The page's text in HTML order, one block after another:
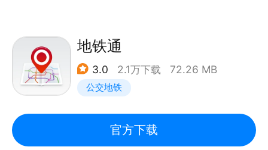
地铁通
3.0 2.1万下载 72.26 MB
公交地铁
官方下载